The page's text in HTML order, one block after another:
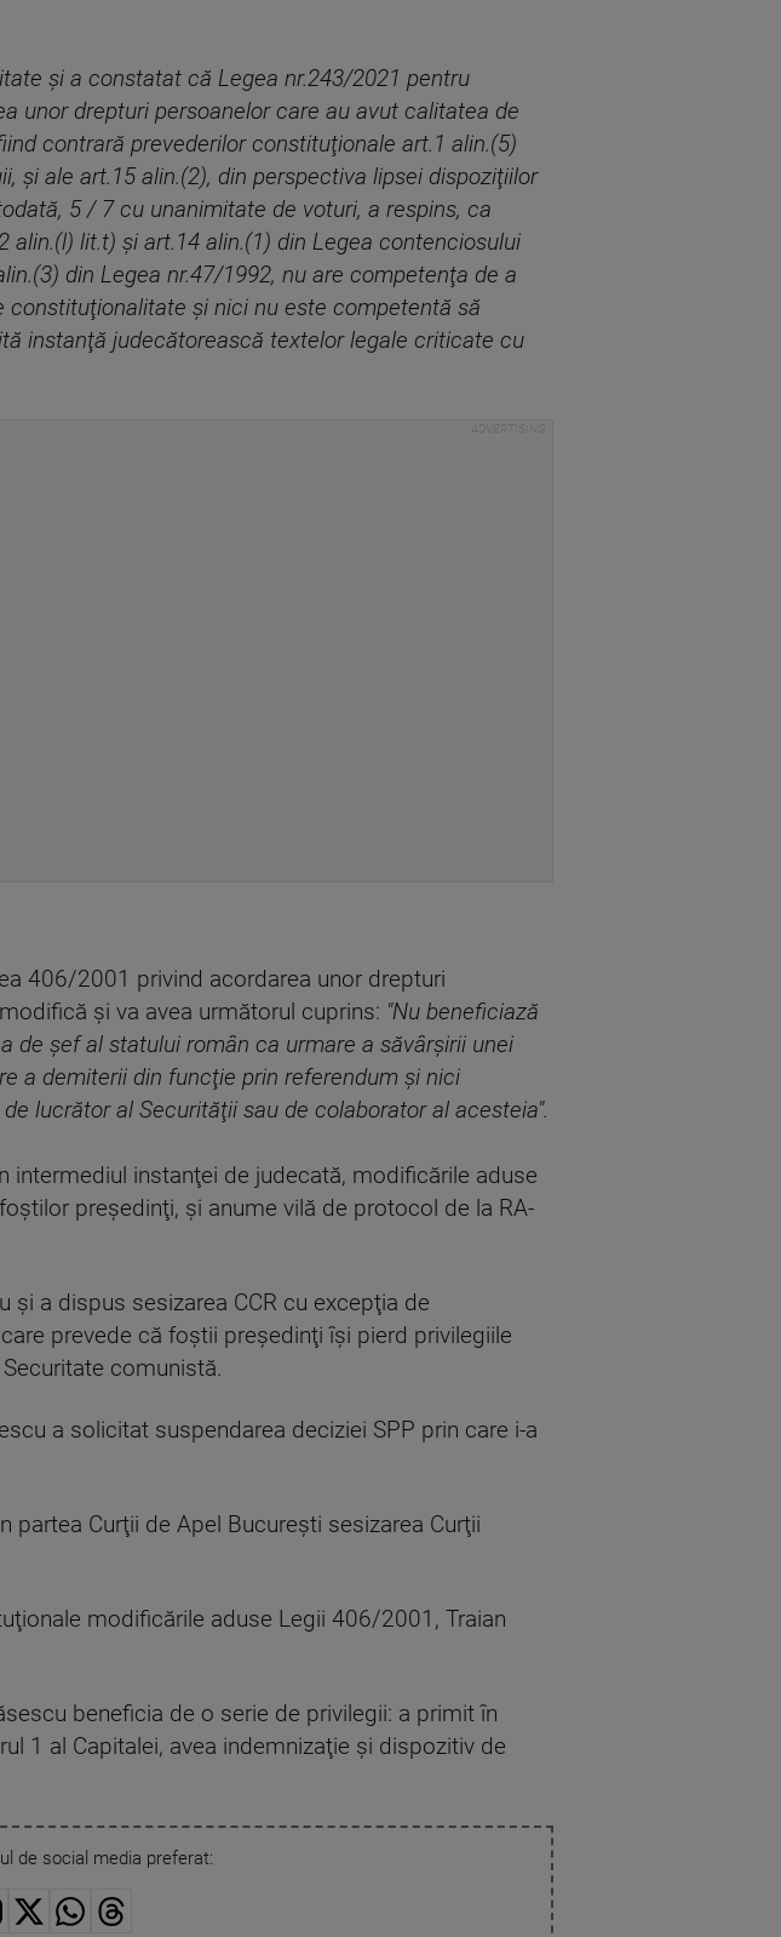
şi a constatat că Legea nr.243/2021 pentru
unor drepturi persoanelor care au avut calitatea de
contrară prevederilor constituţionale art.1 alin.(5)
şi ale art.15 alin.(2), din perspectiva lipsei dispoziţiilor
5 / 7 cu unanimitate de voturi, a respins, ca
lit.t) şi art.14 alin.(1) din Legea contenciosului
din Legea nr.47/1992, nu are competenţa de a
şi nici nu este competentă să
instanţă judecătorească textelor legale criticate cu
406/2001 privind acordarea unor drepturi
şi va avea următorul cuprins: "Nu beneficiază
de şef al statului român ca urmare a săvârşirii unei
a demiterii din funcţie prin referendum şi nici
lucrător al Securităţii sau de colaborator al acesteia".
intermediul instanţei de judecată, modificările aduse
preşedinţi, şi anume vilă de protocol de la RA-
şi a dispus sesizarea CCR cu excepţia de
prevede că foştii preşedinţi îşi pierd privilegiile
comunistă.
a solicitat suspendarea deciziei SPP prin care i-a
Curţii de Apel Bucureşti sesizarea Curţii
modificările aduse Legii 406/2001, Traian
beneficia de o serie de privilegii: a primit în
1 al Capitalei, avea indemnizaţie şi dispozitiv de
de social media preferat: